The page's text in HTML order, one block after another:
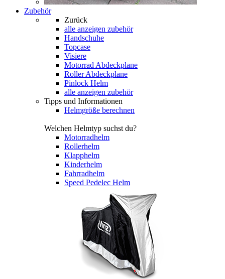
Zubehör
Zurück
alle anzeigen zubehör
Handschuhe
Topcase
Visiere
Motorrad Abdeckplane
Roller Abdeckplane
Pinlock Helm
alle anzeigen zubehör
Tipps und Informationen
Helmgröße berechnen
Welchen Helmtyp suchst du?
Motorradhelm
Rollerhelm
Klapphelm
Kinderhelm
Fahrradhelm
Speed Pedelec Helm